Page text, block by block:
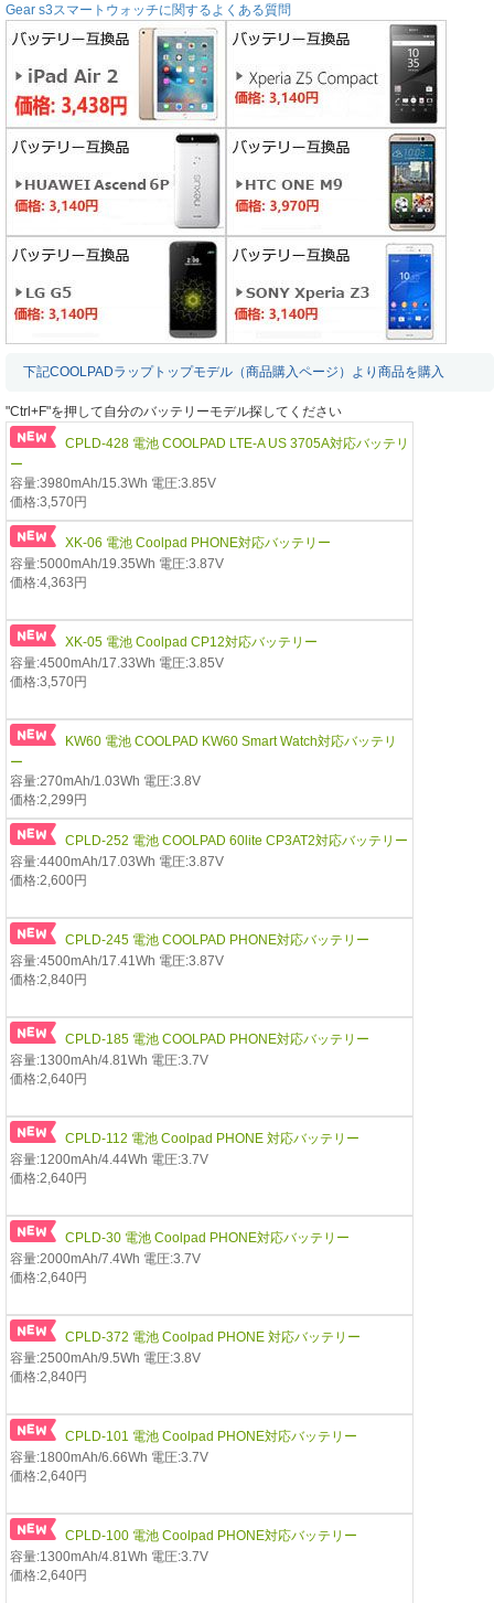
Gear s3スマートウォッチに関するよくある質問
下記COOLPADラップトップモデル（商品購入ページ）より商品を購入
"Ctrl+F"を押して自分のバッテリーモデル探してください
CPLD-428 電池 COOLPAD LTE-A US 3705A対応バッテリ
ー
容量:3980mAh/15.3Wh 電圧:3.85V
価格:3,570円
XK-06 電池 Coolpad PHONE対応バッテリー
容量:5000mAh/19.35Wh 電圧:3.87V
価格:4,363円
XK-05 電池 Coolpad CP12対応バッテリー
容量:4500mAh/17.33Wh 電圧:3.85V
価格:3,570円
KW60 電池 COOLPAD KW60 Smart Watch対応バッテリ
ー
容量:270mAh/1.03Wh 電圧:3.8V
価格:2,299円
CPLD-252 電池 COOLPAD 60lite CP3AT2対応バッテリー
容量:4400mAh/17.03Wh 電圧:3.87V
価格:2,600円
CPLD-245 電池 COOLPAD PHONE対応バッテリー
容量:4500mAh/17.41Wh 電圧:3.87V
価格:2,840円
CPLD-185 電池 COOLPAD PHONE対応バッテリー
容量:1300mAh/4.81Wh 電圧:3.7V
価格:2,640円
CPLD-112 電池 Coolpad PHONE 対応バッテリー
容量:1200mAh/4.44Wh 電圧:3.7V
価格:2,640円
CPLD-30 電池 Coolpad PHONE対応バッテリー
容量:2000mAh/7.4Wh 電圧:3.7V
価格:2,640円
CPLD-372 電池 Coolpad PHONE 対応バッテリー
容量:2500mAh/9.5Wh 電圧:3.8V
価格:2,840円
CPLD-101 電池 Coolpad PHONE対応バッテリー
容量:1800mAh/6.66Wh 電圧:3.7V
価格:2,640円
CPLD-100 電池 Coolpad PHONE対応バッテリー
容量:1300mAh/4.81Wh 電圧:3.7V
価格:2,640円